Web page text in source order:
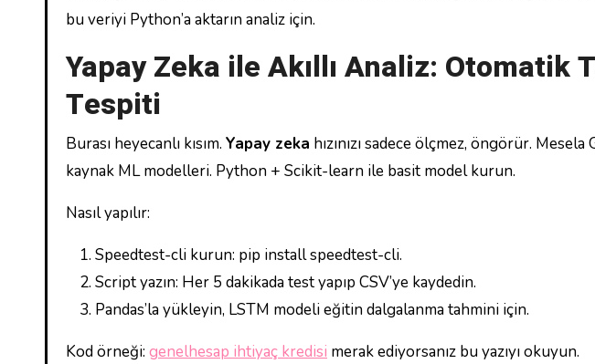
bu veriyi Python’a aktarın analiz için.
Yapay Zeka ile Akıllı Analiz: Otomatik
Tespiti
Burası heyecanlı kısım. Yapay zeka hızınızı sadece ölçmez, öngörür. Mesela
kaynak ML modelleri. Python + Scikit-learn ile basit model kurun.
Nasıl yapılır:
Speedtest-cli kurun: pip install speedtest-cli.
Script yazın: Her 5 dakikada test yapıp CSV’ye kaydedin.
Pandas’la yükleyin, LSTM modeli eğitin dalgalanma tahmini için.
Kod örneği: genelhesap ihtiyaç kredisi merak ediyorsanız bu yazıyı okuyun.